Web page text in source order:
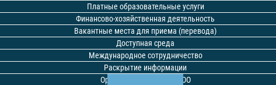
Платные образовательные услуги
Финансово-хозяйственная деятельность
Вакантные места для приема (перевода)
Доступная среда
Международное сотрудничество
Раскрытие информации
Организация питания в ОО